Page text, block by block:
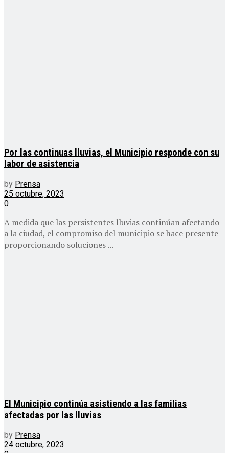
Por las continuas lluvias, el Municipio responde con su
labor de asistencia
by Prensa
25 octubre, 2023
0
A medida que las persistentes lluvias continúan afectando
a la ciudad, el compromiso del municipio se hace presente
proporcionando soluciones ...
El Municipio continúa asistiendo a las familias
afectadas por las lluvias
by Prensa
24 octubre, 2023